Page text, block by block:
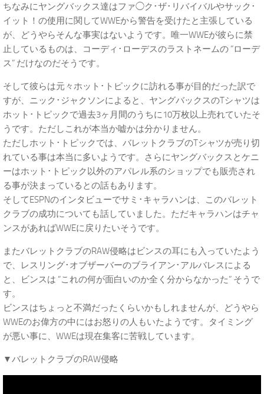
ちなみにヤングバックス達はファ◯ク･ザ･リバイバルやサック･
イット！の使用に関してWWEから警告を受けたと主張している
が、どうやらそんな事実はないようです。唯一WWEが彼らに禁
止しているものは、コーディ･ローデスのラストネームの “ローデ
ス” だけなのだそうです。
そして彼らは元々ホット･トピックに訪れる事が目的だった訳で
すが、ニック･ジャクソンによると、ヤングバックスのTシャツは
ホット･トピックで過去3ヶ月間のうちに10万枚以上売れていたそ
うです。ただしこれが本当か嘘かは分かりません。
ただしホット･トピックでは、バレットクラブのTシャツが売り切
れている事は本当に多いようです。さらにヤングバックスとケニ
ーはホット･トピック以外のアパレル系のショップでも販売され
る事が決まっているとの話もあります。
そしてESPNのインタビューでサミ･キャラハンは、このバレット
クラブの成功についても話していました。ただキャラハンはチャ
ンスがあればWWEに戻りたいそうです。
またバレットクラブのRAW侵略はビンスの耳にも入っていたよう
で、レスリング･オブザーバーのブライアン･アルバレスによる
と、ビンスは “これの何が面白いのか全く分からなかった” そうで
す。
ビンスはちょっと不満だったくらいかもしれませんが、どうやら
WWEのお偉方の中にはお怒りの人もいたようです。タイミング
が悪い事に、WWEは現在集客に苦戦しています。
▼バレットクラブのRAW侵略